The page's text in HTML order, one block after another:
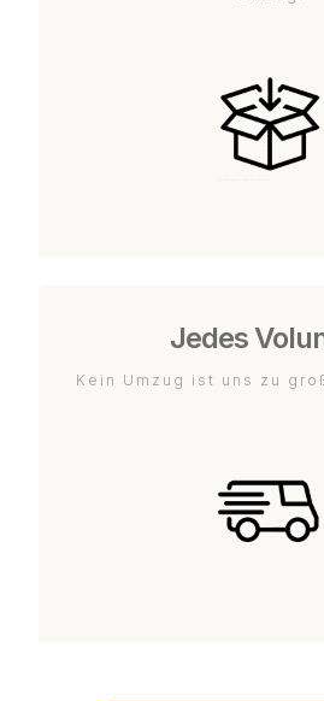
Jedes
Kein Umzug ist uns zu